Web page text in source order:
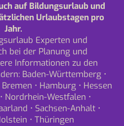
auf Bildungsurlaub und
Urlaubstagen pro
Jahr.
Experten und
bei der Planung und
Informationen zu den
Baden-Württemberg•
Bremen • Hamburg • Hessen
• Nordrhein-Westfalen •
• Sachsen-Anhalt •
• Thüringen